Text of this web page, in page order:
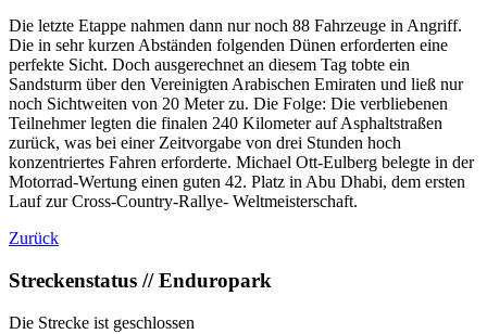
Die letzte Etappe nahmen dann nur noch 88 Fahrzeuge in Angriff.
Die in sehr kurzen Abständen folgenden Dünen erforderten eine
perfekte Sicht. Doch ausgerechnet an diesem Tag tobte ein
Sandsturm über den Vereinigten Arabischen Emiraten und ließ nur
noch Sichtweiten von 20 Meter zu. Die Folge: Die verbliebenen
Teilnehmer legten die finalen 240 Kilometer auf Asphaltstraßen
zurück, was bei einer Zeitvorgabe von drei Stunden hoch
konzentriertes Fahren erforderte. Michael Ott-Eulberg belegte in der
Motorrad-Wertung einen guten 42. Platz in Abu Dhabi, dem ersten
Lauf zur Cross-Country-Rallye- Weltmeisterschaft.
Zurück
Streckenstatus // Enduropark
Die Strecke ist geschlossen